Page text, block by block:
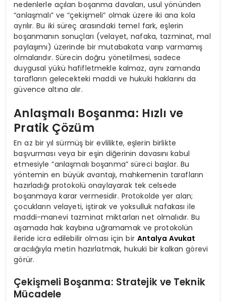
nedenlerle açılan boşanma davaları, usul yönünden
“anlaşmalı” ve “çekişmeli” olmak üzere iki ana kola
ayrılır. Bu iki süreç arasındaki temel fark, eşlerin
boşanmanın sonuçları (velayet, nafaka, tazminat, mal
paylaşımı) üzerinde bir mutabakata varıp varmamış
olmalarıdır. Sürecin doğru yönetilmesi, sadece
duygusal yükü hafifletmekle kalmaz, aynı zamanda
tarafların gelecekteki maddi ve hukuki haklarını da
güvence altına alır.
Anlaşmalı Boşanma: Hızlı ve
Pratik Çözüm
En az bir yıl sürmüş bir evlilikte, eşlerin birlikte
başvurması veya bir eşin diğerinin davasını kabul
etmesiyle “anlaşmalı boşanma” süreci başlar. Bu
yöntemin en büyük avantajı, mahkemenin tarafların
hazırladığı protokolü onaylayarak tek celsede
boşanmaya karar vermesidir. Protokolde yer alan;
çocukların velayeti, iştirak ve yoksulluk nafakası ile
maddi-manevi tazminat miktarları net olmalıdır. Bu
aşamada hak kaybına uğramamak ve protokolün
ileride icra edilebilir olması için bir Antalya Avukat
aracılığıyla metin hazırlatmak, hukuki bir kalkan görevi
görür.
Çekişmeli Boşanma: Stratejik ve Teknik
Mücadele